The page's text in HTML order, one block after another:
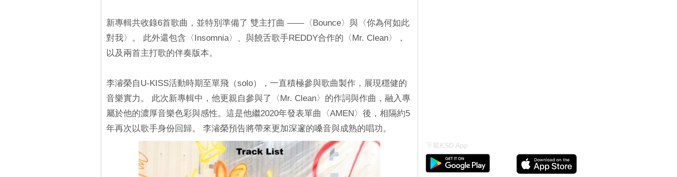
新專輯共收錄6首歌曲，並特別準備了 雙主打曲 ——〈Bounce〉與〈你為何如此
對我〉。 此外還包含〈Insomnia〉、與饒舌歌手REDDY合作的〈Mr. Clean〉，
以及兩首主打歌的伴奏版本。
李濬榮自U-KISS活動時期至單飛（solo），一直積極參與歌曲製作，展現穩健的
音樂實力。 此次新專輯中，他更親自參與了〈Mr. Clean〉的作詞與作曲，融入專
屬於他的濃厚音樂色彩與感性。這是他繼2020年發表單曲〈AMEN〉後，相隔約5
年再次以歌手身份回歸。 李濬榮預告將帶來更加深邃的嗓音與成熟的唱功。
下載KSD App